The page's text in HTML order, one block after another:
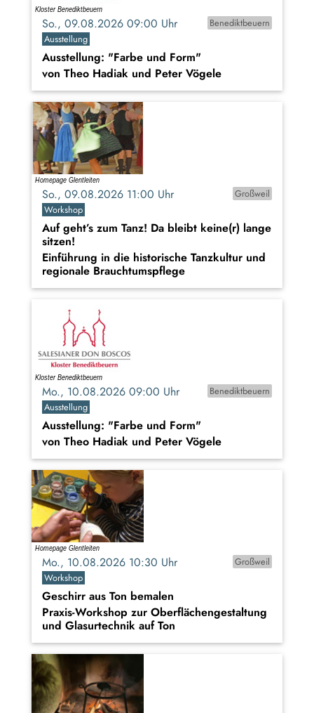
So., 09.08.2026 09:00 Uhr
Benediktbeuern
Ausstellung
Ausstellung: "Farbe und Form"
von Theo Hadiak und Peter Vögele
So., 09.08.2026 11:00 Uhr
Großweil
Workshop
Auf geht’s zum Tanz! Da bleibt keine(r) lange
sitzen!
Einführung in die historische Tanzkultur und
regionale Brauchtumspflege
Mo., 10.08.2026 09:00 Uhr
Benediktbeuern
Ausstellung
Ausstellung: "Farbe und Form"
von Theo Hadiak und Peter Vögele
Mo., 10.08.2026 10:30 Uhr
Großweil
Workshop
Geschirr aus Ton bemalen
Praxis-Workshop zur Oberflächengestaltung
und Glasurtechnik auf Ton